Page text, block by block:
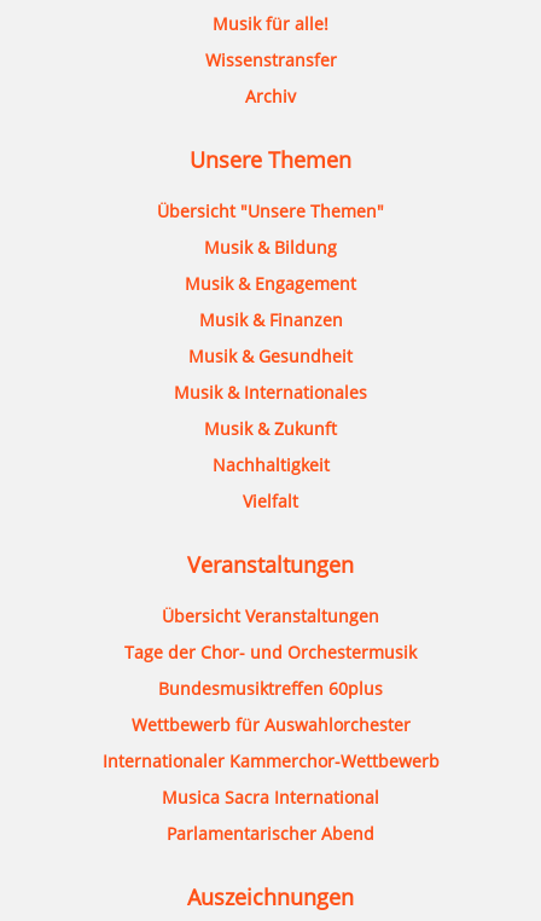
Musik für alle!
Wissenstransfer
Archiv
Unsere Themen
Übersicht "Unsere Themen"
Musik & Bildung
Musik & Engagement
Musik & Finanzen
Musik & Gesundheit
Musik & Internationales
Musik & Zukunft
Nachhaltigkeit
Vielfalt
Veranstaltungen
Übersicht Veranstaltungen
Tage der Chor- und Orchestermusik
Bundesmusiktreffen 60plus
Wettbewerb für Auswahlorchester
Internationaler Kammerchor-Wettbewerb
Musica Sacra International
Parlamentarischer Abend
Auszeichnungen